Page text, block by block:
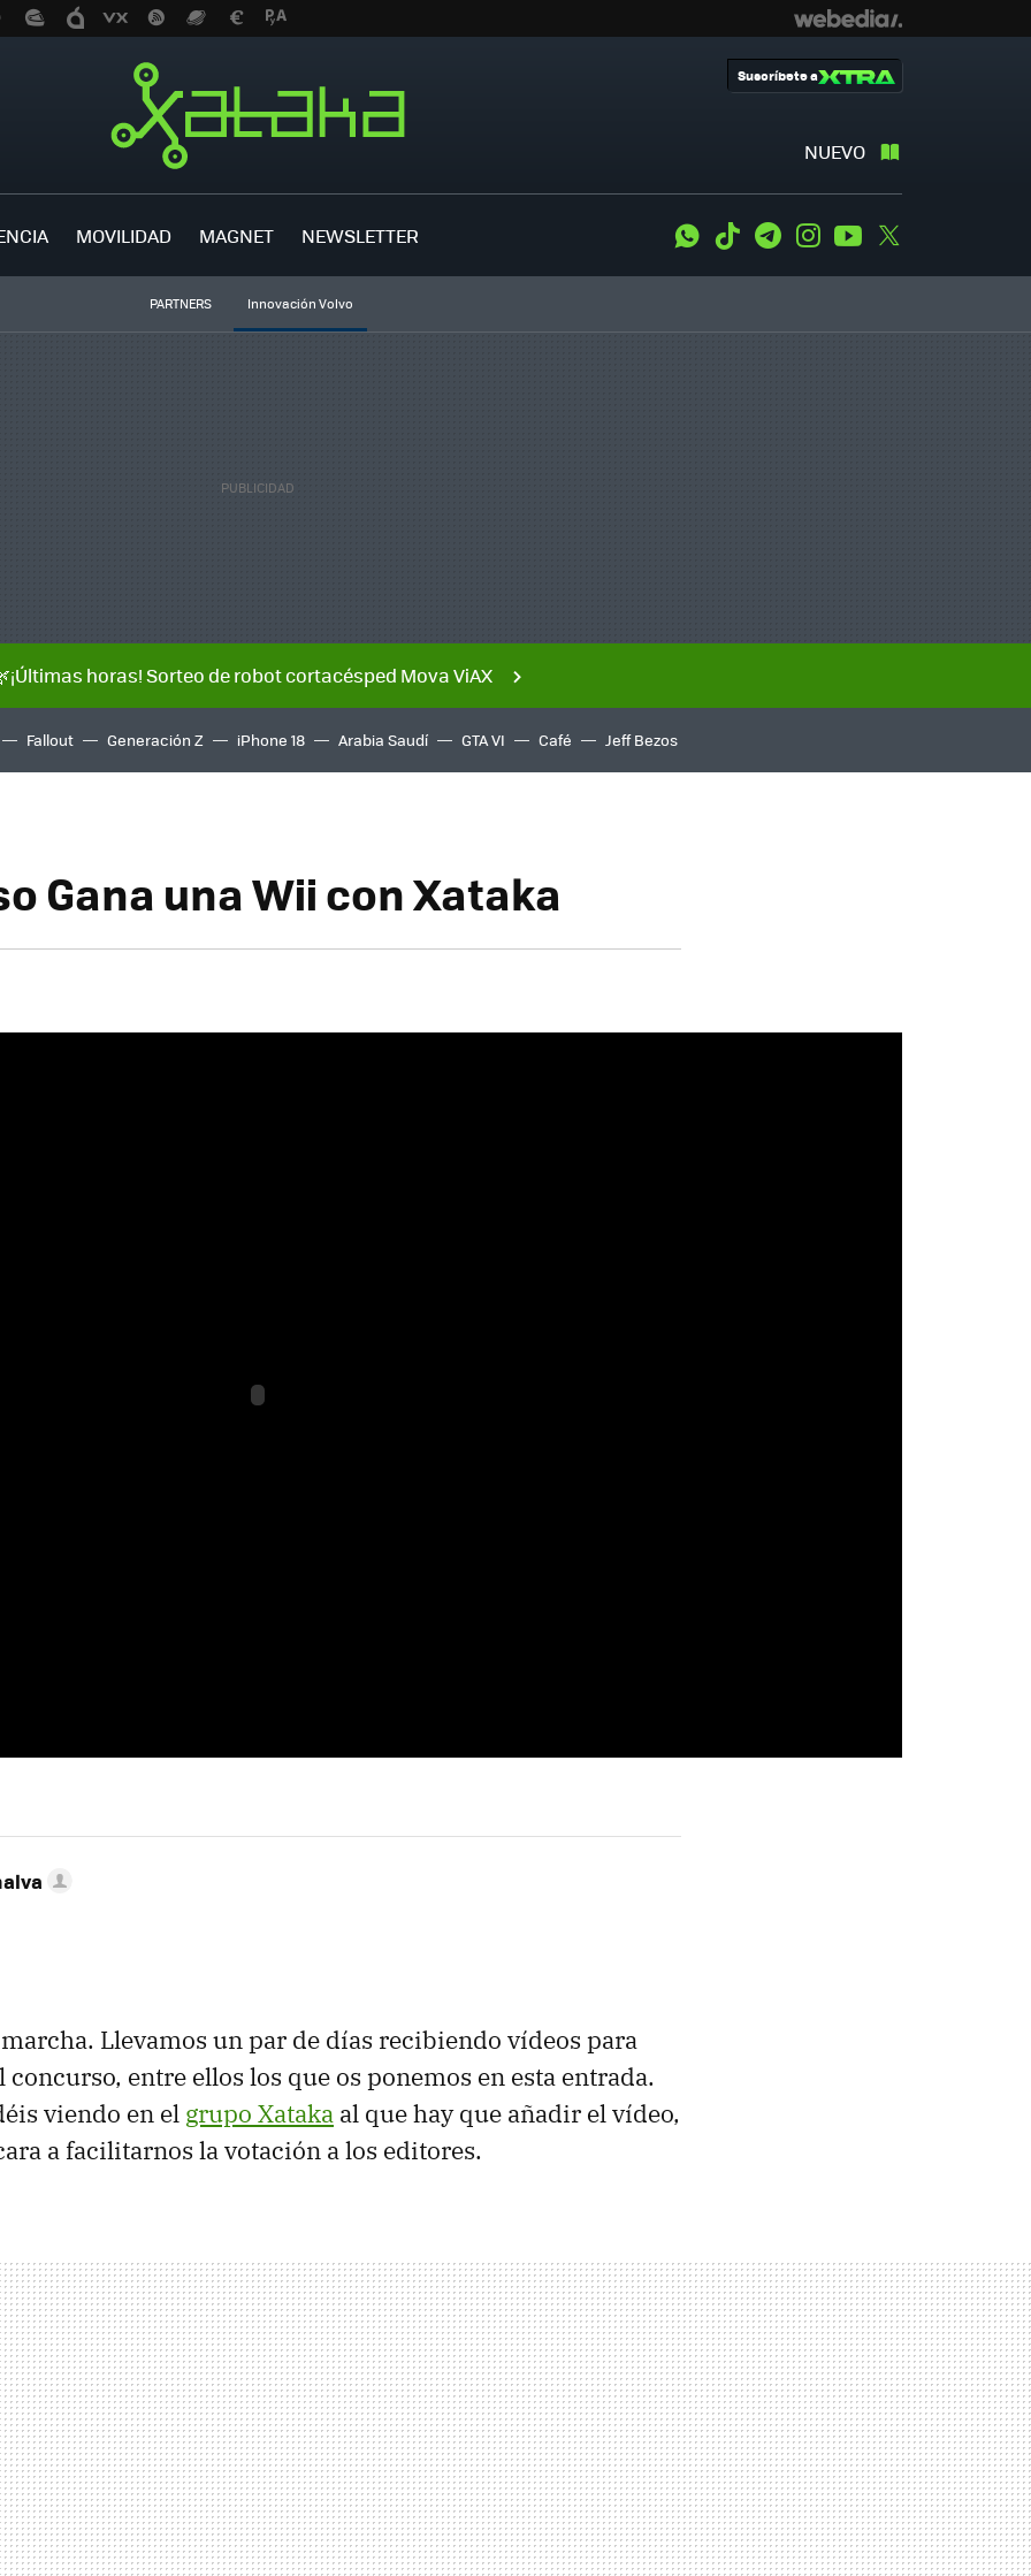
NUEVO
Suscríbete a
MOVILIDAD MAGNET NEWSLETTER WhatsApp
Tiktok TelegramInstagramYoutube
PARTNERS Innovación Volvo
horas! Sorteo de robot cortacésped Mova ViAX
Fallout Generación Z iPhone 18 Arabia Saudí GTA VI Café Jeff Bezos
Gana una Wii con Xataka
Llevamos un par de días recibiendo vídeos para
entre ellos los que os ponemos en esta entrada.
viendo en el grupo Xataka al que hay que añadir el vídeo,
a facilitarnos la votación a los editores.